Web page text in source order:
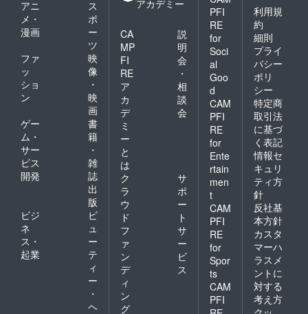
アニ
メ・
漫画
ス
ポ
ー
ツ
ファ
ッ
ショ
ン
映
像
・
映
画
ゲー
ム・
サー
ビス
開発
書
籍
・
雑
誌
出
版
ビジ
ネ
ス・
起業
ビ
ュ
ー
テ
ィ
ー
・
ヘ
アカデミー
CA
MP
FI
RE
ア
カ
デ
ミ
ー
と
は
説
明
会
・
相
談
会
ク
ラ
ウ
ド
フ
ァ
ン
デ
ィ
ン
グ
サ
ポ
ー
ト
サ
ー
ビ
ス
PFI
RE
for
Soci
al
Goo
d
CAM
PFI
RE
for
Ente
rtain
men
t
CAM
PFI
RE
for
Spor
ts
CAM
PFI
利用規
約
細則
プライ
バシー
ポリ
シー
特定商
取引法
に基づ
く表記
情報セ
キュリ
ティ方
針
反社基
本方針
カスタ
マーハ
ラスメ
ントに
対する
考え方